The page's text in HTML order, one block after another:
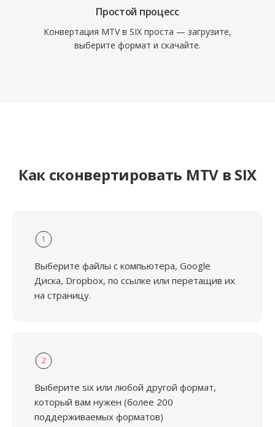
Простой процесс
Конвертация MTV в SIX проста — загрузите,
выберите формат и скачайте.
Как сконвертировать MTV в SIX
1
Выберите файлы с компьютера, Google
Диска, Dropbox, по ссылке или перетащив их
на страницу.
2
Выберите six или любой другой формат,
который вам нужен (более 200
поддерживаемых форматов)